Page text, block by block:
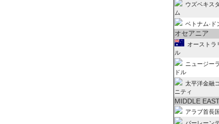
ウズベキス
ム
ベトナム·ド
オセアニア
オーストラ
ル
ニュージー
ドル
太平洋金融
ニティ
MIDDLE
アラブ首長